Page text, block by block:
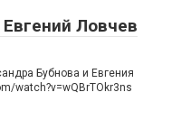
Ловчев
Бубнова и Евгения
watch?v=wQBrTOkr3ns